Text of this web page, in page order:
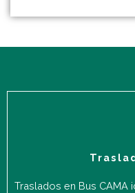
Traslados en Bus CAMA